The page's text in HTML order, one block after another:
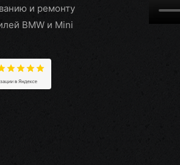
и ремонту
BMW и Mini